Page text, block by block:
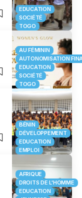
EDUCATION
SOCIÉTÉ
TOGO
AU FÉMININ
AUTONOMISATION
EDUCATION
SOCIÉTÉ
TOGO
BÉNIN
DÉVELOPPEMENT
EDUCATION
EMPLOI
AFRIQUE
DROITS DE L'HOMME
EDUCATION